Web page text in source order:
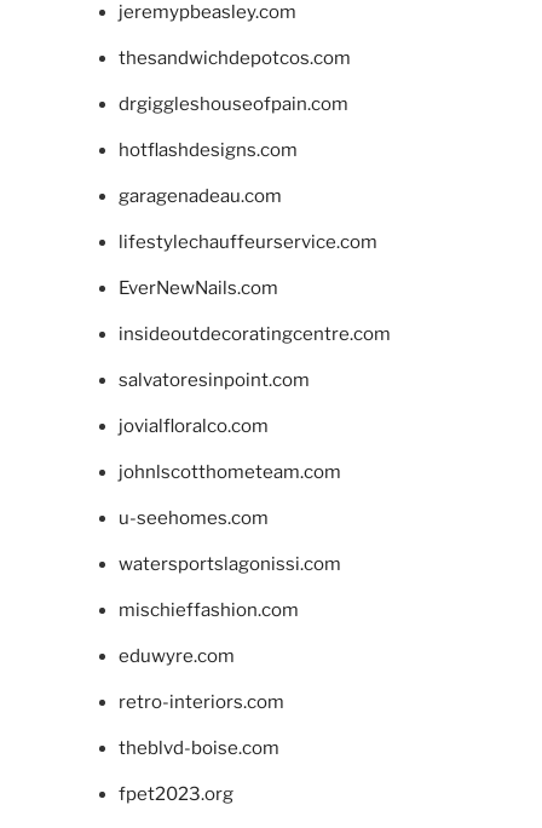
jeremypbeasley.com
thesandwichdepotcos.com
drgiggleshouseofpain.com
hotflashdesigns.com
garagenadeau.com
lifestylechauffeurservice.com
EverNewNails.com
insideoutdecoratingcentre.com
salvatoresinpoint.com
jovialfloralco.com
johnlscotthometeam.com
u-seehomes.com
watersportslagonissi.com
mischieffashion.com
eduwyre.com
retro-interiors.com
theblvd-boise.com
fpet2023.org